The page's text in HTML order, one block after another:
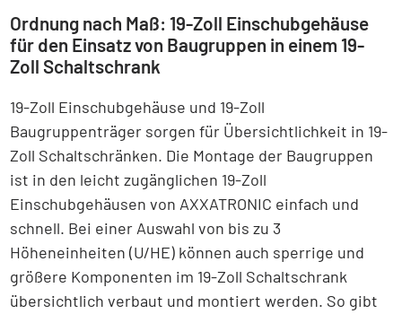
Ordnung nach Maß: 19-Zoll Einschubgehäuse
für den Einsatz von Baugruppen in einem 19-
Zoll Schaltschrank
19-Zoll Einschubgehäuse und 19-Zoll
Baugruppenträger sorgen für Übersichtlichkeit in 19-
Zoll Schaltschränken. Die Montage der Baugruppen
ist in den leicht zugänglichen 19-Zoll
Einschubgehäusen von AXXATRONIC einfach und
schnell. Bei einer Auswahl von bis zu 3
Höheneinheiten (U/HE) können auch sperrige und
größere Komponenten im 19-Zoll Schaltschrank
übersichtlich verbaut und montiert werden. So gibt